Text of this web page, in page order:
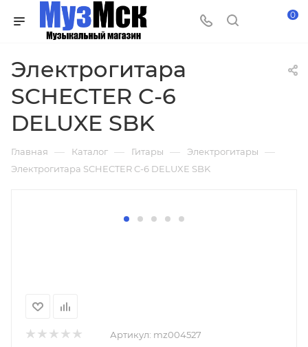
0
Электрогитара
SCHECTER C-6
DELUXE SBK
Главная — Каталог — Гитары — Электрогитары —
Электрогитара SCHECTER C-6 DELUXE SBK
Артикул: mz004527